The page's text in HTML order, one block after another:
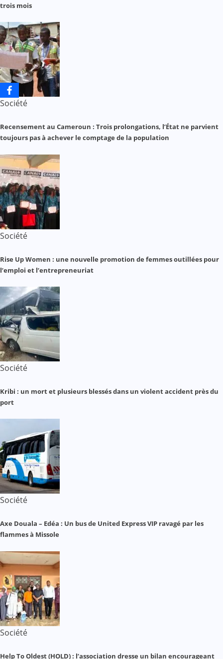
trois mois
Société
Recensement au Cameroun : Trois prolongations, l’État ne parvient
toujours pas à achever le comptage de la population
Société
Rise Up Women : une nouvelle promotion de femmes outillées pour
l’emploi et l’entrepreneuriat
Société
Kribi : un mort et plusieurs blessés dans un violent accident près du
port
Société
Axe Douala – Edéa : Un bus de United Express VIP ravagé par les
flammes à Missole
Société
Help To Oldest (HOLD) : l’association dresse un bilan encourageant